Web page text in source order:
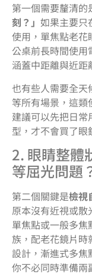
第一個需要釐清的
刻？」 如果主要只
使用，單焦點老花
公桌前長時間使
涵蓋中距離與近距
也有些人需要全天
等所有場景，這類
建議可以先把日
型，才不會買了眼
2. 眼睛整體
等屈光問題
第二個關鍵是檢視
原本沒有近視或
單焦點或一般多
族，配老花鏡片時
設計，漸進式多焦
你不必同時準備兩